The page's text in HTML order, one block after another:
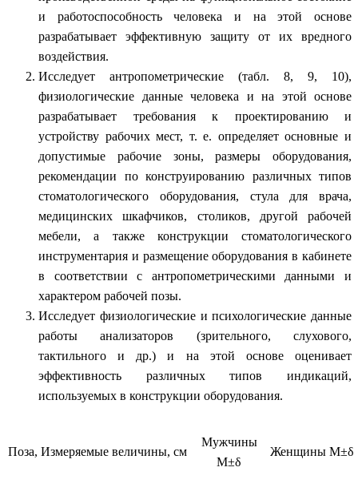
и работоспособность человека и на этой основе
разрабатывает эффективную защиту от их вредного
воздействия.
Исследует антропометрические (табл. 8, 9, 10),
физиологические данные человека и на этой основе
разрабатывает требования к проектированию и
устройству рабочих мест, т. е. определяет основные и
допустимые рабочие зоны, размеры оборудования,
рекомендации по конструированию различных типов
стоматологического оборудования, стула для врача,
медицинских шкафчиков, столиков, другой рабочей
мебели, а также конструкции стоматологического
инструментария и размещение оборудования в кабинете
в соответствии с антропометрическими данными и
характером рабочей позы.
Исследует физиологические и психологические данные
работы анализаторов (зрительного, слухового,
тактильного и др.) и на этой основе оценивает
эффективность различных типов индикаций,
используемых в конструкции оборудования.
Поза, Измеряемые величины, см
Мужчины
М±δ
Женщины М±δ